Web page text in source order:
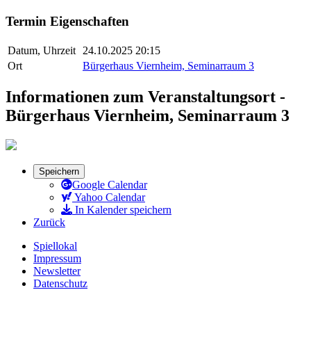
Termin Eigenschaften
Datum, Uhrzeit
24.10.2025 20:15
Ort
Bürgerhaus Viernheim, Seminarraum 3
Informationen zum Veranstaltungsort -
Bürgerhaus Viernheim, Seminarraum 3
Speichern
Google Calendar
Yahoo Calendar
In Kalender speichern
Zurück
Spiellokal
Impressum
Newsletter
Datenschutz